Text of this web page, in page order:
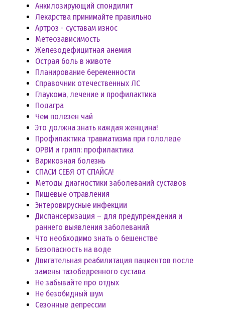
Анкилозирующий спондилит
Лекарства принимайте правильно
Артроз - суставам износ
Метеозависимость
Железодефицитная анемия
Острая боль в животе
Планирование беременности
Справочник отечественных ЛС
Глаукома, лечение и профилактика
Подагра
Чем полезен чай
Это должна знать каждая женщина!
Профилактика травматизма при гололеде
ОРВИ и грипп: профилактика
Варикозная болезнь
СПАСИ СЕБЯ ОТ СПАЙСА!
Методы диагностики заболеваний суставов
Пищевые отравления
Энтеровирусные инфекции
Диспансеризация – для предупреждения и
раннего выявления заболеваний
Что необходимо знать о бешенстве
Безопасность на воде
Двигательная реабилитация пациентов после
замены тазобедренного сустава
Не забывайте про отдых
Не безобидный шум
Сезонные депрессии